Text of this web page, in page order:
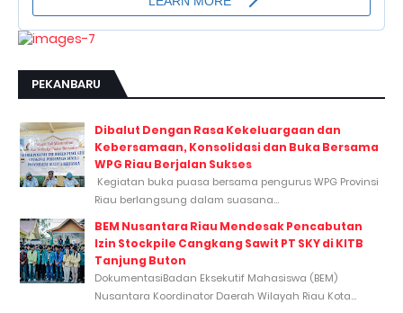
PEKANBARU
Dibalut Dengan Rasa Kekeluargaan dan
Kebersamaan, Konsolidasi dan Buka Bersama
WPG Riau Berjalan Sukses
Kegiatan buka puasa bersama pengurus WPG Provinsi
Riau berlangsung dalam suasana...
BEM Nusantara Riau Mendesak Pencabutan
Izin Stockpile Cangkang Sawit PT SKY di KITB
Tanjung Buton
DokumentasiBadan Eksekutif Mahasiswa (BEM)
Nusantara Koordinator Daerah Wilayah Riau Kota...